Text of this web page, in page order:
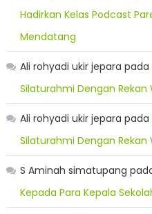
Hadirkan Kelas Podcast
Mendatang
Ali rohyadi ukir jepara pada
Silaturahmi Dengan Rekan
Ali rohyadi ukir jepara pada
Silaturahmi Dengan Rekan
S Aminah simatupang
Kepada Para Kepala